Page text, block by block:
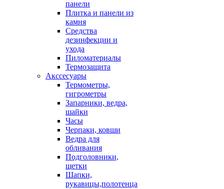
панели
Плитка и панели из
камня
Средства
дезинфекции и
ухода
Пиломатериалы
Термозащита
Аксcесуары
Термометры,
гигрометры
Запарники, ведра,
шайки
Часы
Черпаки, ковши
Ведра для
обливания
Подголовники,
щетки
Шапки,
рукавицы,полотенца